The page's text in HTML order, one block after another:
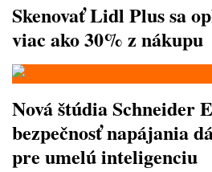
Skenovať Lidl Plus sa
viac ako 30% z nákupu
Nová štúdia Schneider
bezpečnosť napájania
pre umelú inteligenciu